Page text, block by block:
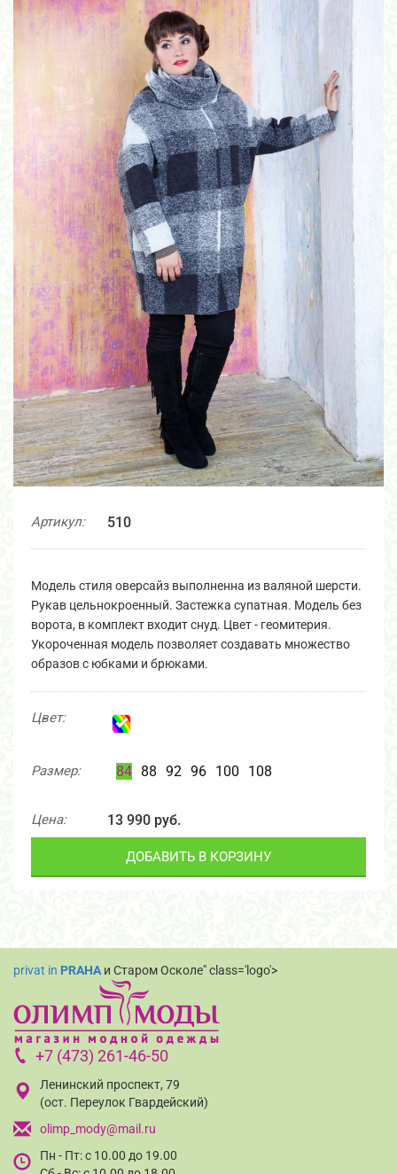
Артикул: 510
Модель стиля оверсайз выполненна из валяной шерсти.
Рукав цельнокроенный. Застежка супатная. Модель без
ворота, в комплект входит снуд. Цвет - геомитерия.
Укороченная модель позволяет создавать множество
образов с юбками и брюками.
Цвет:
Размер: 84 88 92 96 100 108
Цена: 13 990 руб.
ДОБАВИТЬ В КОРЗИНУ
privat in PRAHA и Старом Осколе" class='logo'>
+7 (473) 261-46-50
Ленинский проспект, 79
(ост. Переулок Гвардейский)
olimp_mody@mail.ru
Пн - Пт: с 10.00 до 19.00